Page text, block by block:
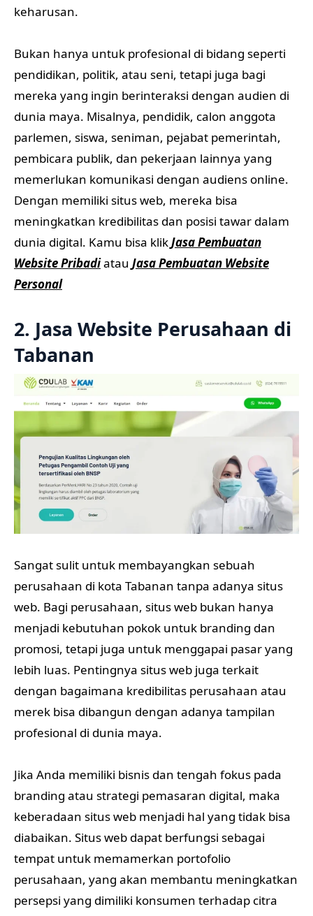
keharusan.
Bukan hanya untuk profesional di bidang seperti
pendidikan, politik, atau seni, tetapi juga bagi
mereka yang ingin berinteraksi dengan audien di
dunia maya. Misalnya, pendidik, calon anggota
parlemen, siswa, seniman, pejabat pemerintah,
pembicara publik, dan pekerjaan lainnya yang
memerlukan komunikasi dengan audiens online.
Dengan memiliki situs web, mereka bisa
meningkatkan kredibilitas dan posisi tawar dalam
dunia digital. Kamu bisa klikJasa Pembuatan
Website Pribadiatau Jasa Pembuatan Website
Personal
2. Jasa Website Perusahaan di
Tabanan
Sangat sulit untuk membayangkan sebuah
perusahaan di kota Tabanan tanpa adanya situs
web. Bagi perusahaan, situs web bukan hanya
menjadi kebutuhan pokok untuk branding dan
promosi, tetapi juga untuk menggapai pasar yang
lebih luas. Pentingnya situs web juga terkait
dengan bagaimana kredibilitas perusahaan atau
merek bisa dibangun dengan adanya tampilan
profesional di dunia maya.
Jika Anda memiliki bisnis dan tengah fokus pada
branding atau strategi pemasaran digital, maka
keberadaan situs web menjadi hal yang tidak bisa
diabaikan. Situs web dapat berfungsi sebagai
tempat untuk memamerkan portofolio
perusahaan, yang akan membantu meningkatkan
persepsi yang dimiliki konsumen terhadap citra